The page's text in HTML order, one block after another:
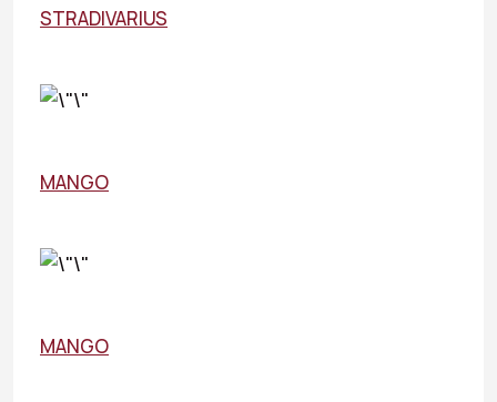
STRADIVARIUS
MANGO
MANGO